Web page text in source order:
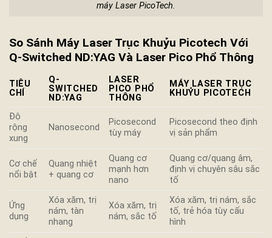
máy Laser PicoTech.
So Sánh Máy Laser Trục Khuỷu Picotech Với
Q-Switched ND:YAG Và Laser Pico Phổ Thông
TIÊU
CHÍ
Q-
SWITCHED
ND:YAG
LASER
PICO PHỔ
THÔNG
MÁY LASER TRỤC
KHUỶU PICOTECH
Độ
rộng
xung
Nanosecond
Picosecond
tùy máy
Picosecond theo định
vị sản phẩm
Cơ chế
nổi bật
Quang nhiệt
+ quang cơ
Quang cơ
mạnh hơn
nano
Quang cơ/quang âm,
định vị chuyên sâu sắc
tố
Ứng
dụng
Xóa xăm, trị
nám, tàn
nhang
Xóa xăm, trị
nám, sắc tố
Xóa xăm, trị nám, sắc
tố, trẻ hóa tùy cấu
hình